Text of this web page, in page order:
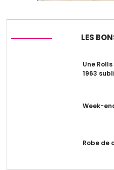
LES
Une
1963
Week-
Robe de